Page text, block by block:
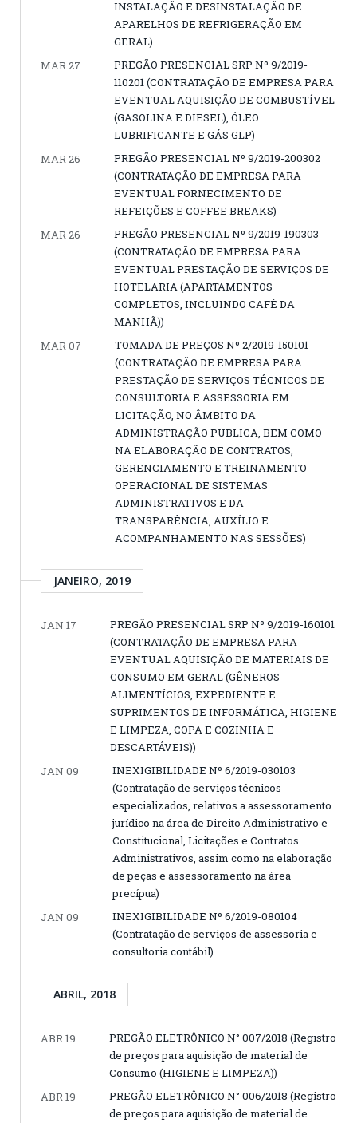
INSTALAÇÃO E DESINSTALAÇÃO DE
APARELHOS DE REFRIGERAÇÃO EM
GERAL)
MAR 27
PREGÃO PRESENCIAL SRP Nº 9/2019-
110201 (CONTRATAÇÃO DE EMPRESA PARA
EVENTUAL AQUISIÇÃO DE COMBUSTÍVEL
(GASOLINA E DIESEL), ÓLEO
LUBRIFICANTE E GÁS GLP)
MAR 26
PREGÃO PRESENCIAL Nº 9/2019-200302
(CONTRATAÇÃO DE EMPRESA PARA
EVENTUAL FORNECIMENTO DE
REFEIÇÕES E COFFEE BREAKS)
MAR 26
PREGÃO PRESENCIAL Nº 9/2019-190303
(CONTRATAÇÃO DE EMPRESA PARA
EVENTUAL PRESTAÇÃO DE SERVIÇOS DE
HOTELARIA (APARTAMENTOS
COMPLETOS, INCLUINDO CAFÉ DA
MANHÃ))
MAR 07
TOMADA DE PREÇOS Nº 2/2019-150101
(CONTRATAÇÃO DE EMPRESA PARA
PRESTAÇÃO DE SERVIÇOS TÉCNICOS DE
CONSULTORIA E ASSESSORIA EM
LICITAÇÃO, NO ÂMBITO DA
ADMINISTRAÇÃO PUBLICA, BEM COMO
NA ELABORAÇÃO DE CONTRATOS,
GERENCIAMENTO E TREINAMENTO
OPERACIONAL DE SISTEMAS
ADMINISTRATIVOS E DA
TRANSPARÊNCIA, AUXÍLIO E
ACOMPANHAMENTO NAS SESSÕES)
JANEIRO, 2019
JAN 17
PREGÃO PRESENCIAL SRP Nº 9/2019-160101
(CONTRATAÇÃO DE EMPRESA PARA
EVENTUAL AQUISIÇÃO DE MATERIAIS DE
CONSUMO EM GERAL (GÊNEROS
ALIMENTÍCIOS, EXPEDIENTE E
SUPRIMENTOS DE INFORMÁTICA, HIGIENE
E LIMPEZA, COPA E COZINHA E
DESCARTÁVEIS))
JAN 09
INEXIGIBILIDADE Nº 6/2019-030103
(Contratação de serviços técnicos
especializados, relativos a assessoramento
jurídico na área de Direito Administrativo e
Constitucional, Licitações e Contratos
Administrativos, assim como na elaboração
de peças e assessoramento na área
precípua)
JAN 09
INEXIGIBILIDADE Nº 6/2019-080104
(Contratação de serviços de assessoria e
consultoria contábil)
ABRIL, 2018
ABR 19
PREGÃO ELETRÔNICO N° 007/2018 (Registro
de preços para aquisição de material de
Consumo (HIGIENE E LIMPEZA))
ABR 19
PREGÃO ELETRÔNICO N° 006/2018 (Registro
de preços para aquisição de material de